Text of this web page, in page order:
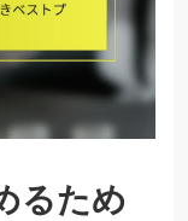
るため